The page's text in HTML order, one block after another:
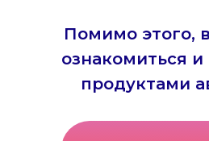
Помимо этого,
ознакомиться
продуктами